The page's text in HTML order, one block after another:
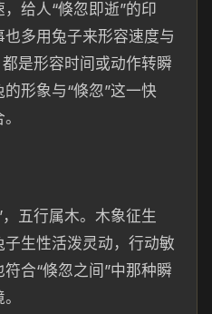
给人“倏忽即逝”的印
多用兔子来形容速度与
是形容时间或动作转瞬
形象与“倏忽”这一快
五行属木。木象征生
生性活泼灵动，行动敏
合“倏忽之间”中那种瞬